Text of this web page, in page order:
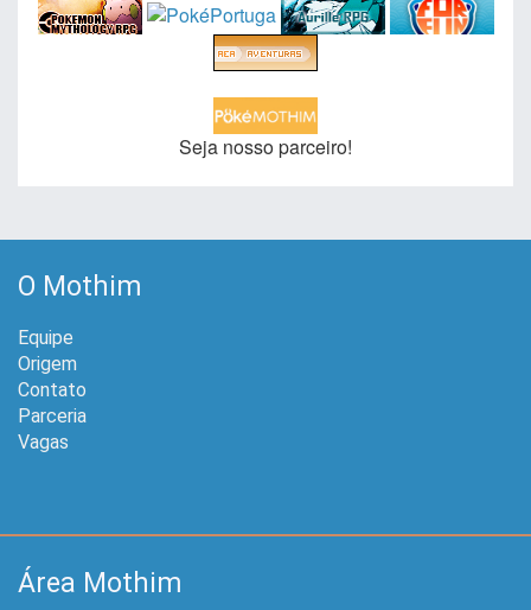
Seja nosso parceiro!
O Mothim
Equipe
Origem
Contato
Parceria
Vagas
Área Mothim